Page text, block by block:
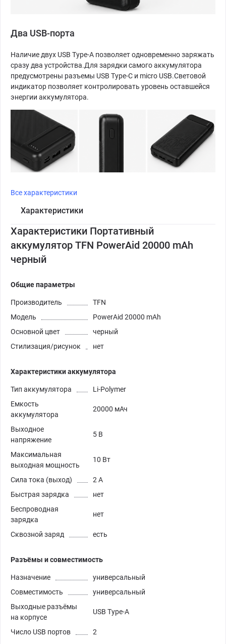
Два USB-порта
Наличие двух USB Type-A позволяет одновременно заряжать
сразу два устройства.Для зарядки самого аккумулятора
предусмотрены разъемы USB Type-C и micro USB.Световой
индикатор позволяет контролировать уровень оставшейся
энергии аккумулятора.
Все характеристики
Характеристики
Характеристики Портативный
аккумулятор TFN PowerAid 20000 mAh
черный
Общие параметры
Производитель
TFN
Модель
PowerAid 20000 mAh
Основной цвет
черный
Стилизация/рисунок
нет
Характеристики аккумулятора
Тип аккумулятора
Li-Polymer
Емкость
аккумулятора
20000 мАч
Выходное
напряжение
5 В
Максимальная
выходная мощность
10 Вт
Сила тока (выход)
2 А
Быстрая зарядка
нет
Беспроводная
зарядка
нет
Сквозной заряд есть
Разъёмы и совместимость
Назначение
универсальный
Совместимость
универсальный
Выходные разъёмы
на корпусе
USB Type-A
Число USB портов 2